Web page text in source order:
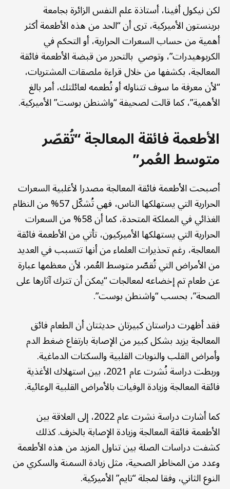
لكن نيكول أفينا، أستاذة علم النفس الزائرة بجامعة
برينستون الأميركية، ترى أن “الحد من هذه الأطعمة أكثر
أهمية من حساب السعرات الحرارية، أو التحكم في
الكربوهيدرات”، وتوصي بالتحرر من قبضة الأطعمة فائقة
المعالجة، بكشفها من خلال قراءة ملصقات المشتريات،
“لأن معرفة ما سوف تتناوله أو تُطعمه لعائلتك، أمر بالغ
الأهمية”، كما قالت لصحيفة “واشنطن بوست” الأميركية.
الأطعمة فائقة المعالجة “تُقصّر
متوسط العُمر”
أصبحت الأطعمة فائقة المعالجة مصدرا لأغلبية السعرات
الحرارية التي يستهلكها الناس، فهي تُشكّل 57% من النظام
الغذائي في المملكة المتحدة، كما أن 58% من السعرات
الحرارية التي يستهلكها الأميركيون، تأتي من الأطعمة فائقة
المعالجة، رغم تحذيرات العلماء من أنها تتسبب في العديد
من الأمراض التي تُقصّر متوسط العُمر، لأن معظمها عبارة
عن طعام تم إخضاعه لمعالجات “يمكن أن تترك آثارها على
الصحة”، بحسب “واشنطن بوست”.
فقد أظهرت دراستان كبيرتان حديثتان أن الطعام فائق
المعالجة يزيد بشكل كبير من الإصابة بارتفاع ضغط الدم
وأمراض القلب والنوبات القلبية والسكتات الدماغية.
وربطت دراسة نُشرت عام 2021، بين استهلاك الأغذية
فائقة المعالجة وزيادة الوفيات بالأمراض القلبية الوعائية.
كما أشارت دراسة نشرت عام 2022، إلى العلاقة بين
الأطعمة فائقة المعالجة وزيادة الإصابة بالخرف. كذلك
كشفت دراسات الصلة بين تناول المزيد من هذه الأطعمة
وعدد من المخاطر الصحية، مثل زيادة السمنة والسكري من
النوع الثاني، وفقا لمجلة “تايم” الأميركية.